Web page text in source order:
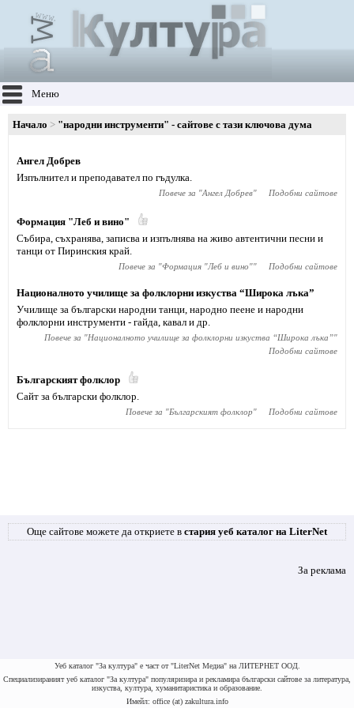
Меню
Начало "народни инструменти" - сайтове с тази ключова дума
Ангел Добрев
Изпълнител и преподавател по гъдулка.
Повече за "Ангел Добрев" Подобни сайтове
Формация "Леб и вино"
Събира, съхранява, записва и изпълнява на живо автентични песни и
танци от Пиринския край.
Повече за "Формация "Леб и вино"" Подобни сайтове
Националното училище за фолклорни изкуства “Широка лъка”
Училище за български народни танци, народно пеене и народни
фолклорни инструменти - гайда, кавал и др.
Повече за "Националното училище за фолклорни изкуства “Широка лъка”"
Подобни сайтове
Българският фолклор
Сайт за български фолклор.
Повече за "Българският фолклор" Подобни сайтове
Още сайтове можете да откриете в стария уеб каталог на LiterNet
За реклама
Уеб каталог "За култура" е част от "LiterNet Медиа" на ЛИТЕРНЕТ ООД.
Специализираният уеб каталог "За култура" популяризира и рекламира български сайтове за литература,
изкуства, култура, хуманитаристика и образование.
Имейл: office (at) zakultura.info